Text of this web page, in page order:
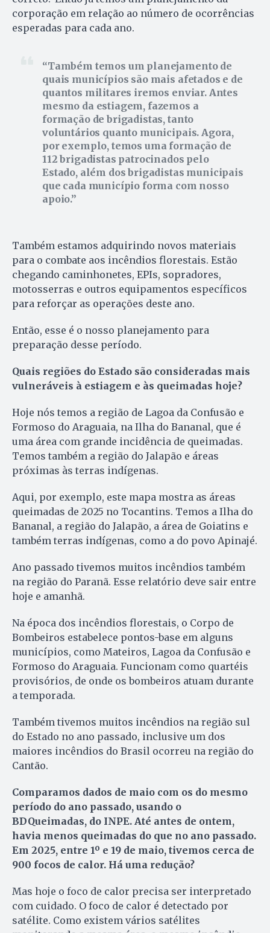
corporação em relação ao número de ocorrências
esperadas para cada ano.
Também temos um planejamento de
quais municípios são mais afetados e de
quantos militares iremos enviar. Antes
mesmo da estiagem, fazemos a
formação de brigadistas, tanto
voluntários quanto municipais. Agora,
por exemplo, temos uma formação de
112 brigadistas patrocinados pelo
Estado, além dos brigadistas municipais
que cada município forma com nosso
apoio.
Também estamos adquirindo novos materiais
para o combate aos incêndios florestais. Estão
chegando caminhonetes, EPIs, sopradores,
motosserras e outros equipamentos específicos
para reforçar as operações deste ano.
Então, esse é o nosso planejamento para
preparação desse período.
Quais regiões do Estado são consideradas mais
vulneráveis à estiagem e às queimadas hoje?
Hoje nós temos a região de Lagoa da Confusão e
Formoso do Araguaia, na Ilha do Bananal, que é
uma área com grande incidência de queimadas.
Temos também a região do Jalapão e áreas
próximas às terras indígenas.
Aqui, por exemplo, este mapa mostra as áreas
queimadas de 2025 no Tocantins. Temos a Ilha do
Bananal, a região do Jalapão, a área de Goiatins e
também terras indígenas, como a do povo Apinajé.
Ano passado tivemos muitos incêndios também
na região do Paranã. Esse relatório deve sair entre
hoje e amanhã.
Na época dos incêndios florestais, o Corpo de
Bombeiros estabelece pontos-base em alguns
municípios, como Mateiros, Lagoa da Confusão e
Formoso do Araguaia. Funcionam como quartéis
provisórios, de onde os bombeiros atuam durante
a temporada.
Também tivemos muitos incêndios na região sul
do Estado no ano passado, inclusive um dos
maiores incêndios do Brasil ocorreu na região do
Cantão.
Comparamos dados de maio com os do mesmo
período do ano passado, usando o
BDQueimadas, do INPE. Até antes de ontem,
havia menos queimadas do que no ano passado.
Em 2025, entre 1º e 19 de maio, tivemos cerca de
900 focos de calor. Há uma redução?
Mas hoje o foco de calor precisa ser interpretado
com cuidado. O foco de calor é detectado por
satélite. Como existem vários satélites